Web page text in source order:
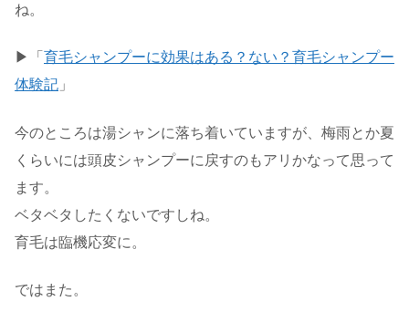
ね。
▶「 育毛シャンプーに効果はある？ない？育毛シャンプー
体験記 」
今のところは湯シャンに落ち着いていますが、梅雨とか夏
くらいには頭皮シャンプーに戻すのもアリかなって思って
ます。
ベタベタしたくないですしね。
育毛は臨機応変に。
ではまた。